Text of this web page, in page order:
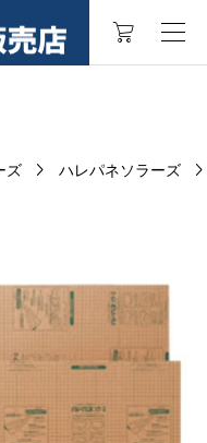
ズ  ハレパネソラーズ